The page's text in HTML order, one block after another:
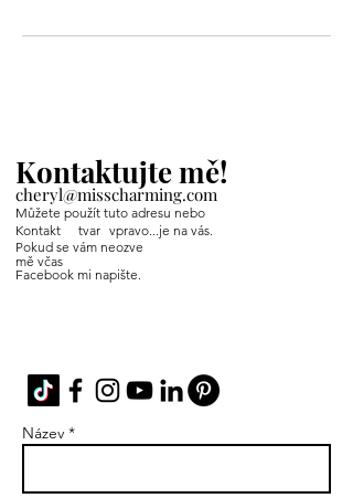
Kontaktujte mě!
cheryl@misscharming.com
Můžete použít tuto adresu nebo
Kontakt
tvar vpravo...je na vás.
Pokud se vám neozve
mě včas
Facebook mi napište.
Název *